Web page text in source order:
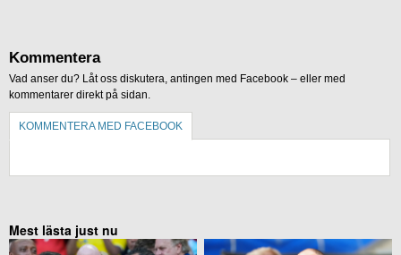
Kommentera
Vad anser du? Låt oss diskutera, antingen med Facebook – eller med
kommentarer direkt på sidan.
KOMMENTERA MED FACEBOOK
Mest lästa just nu